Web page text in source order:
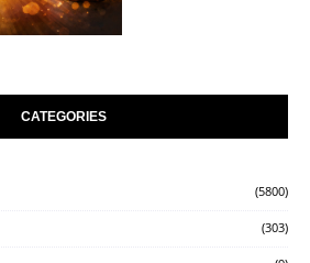
CATEGORIES
(5800)
(303)